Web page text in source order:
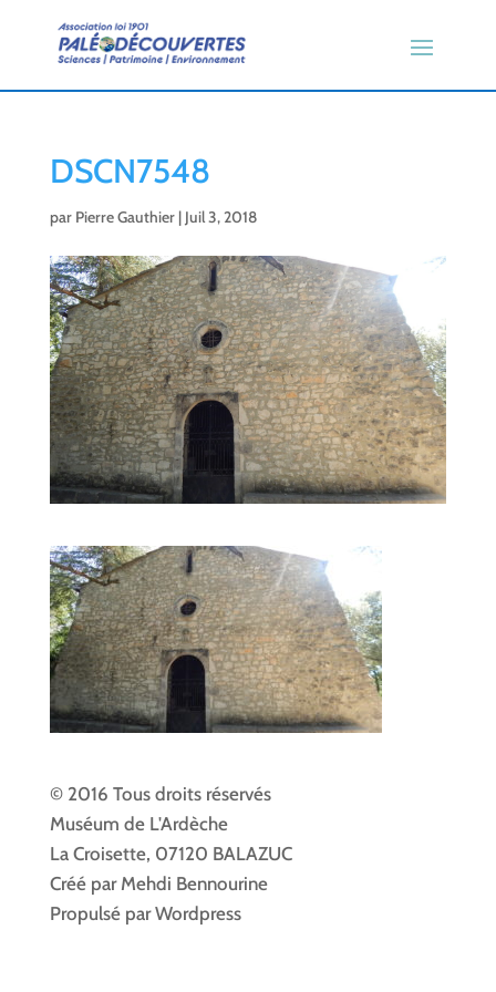
DSCN7548
par Pierre Gauthier| Juil 3, 2018
© 2016 Tous droits réservés
Muséum de L'Ardèche
La Croisette, 07120 BALAZUC
Créé par Mehdi Bennourine
Propulsé par Wordpress